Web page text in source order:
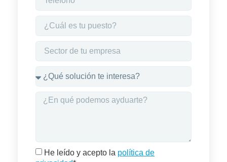
He leído y acepto la política de